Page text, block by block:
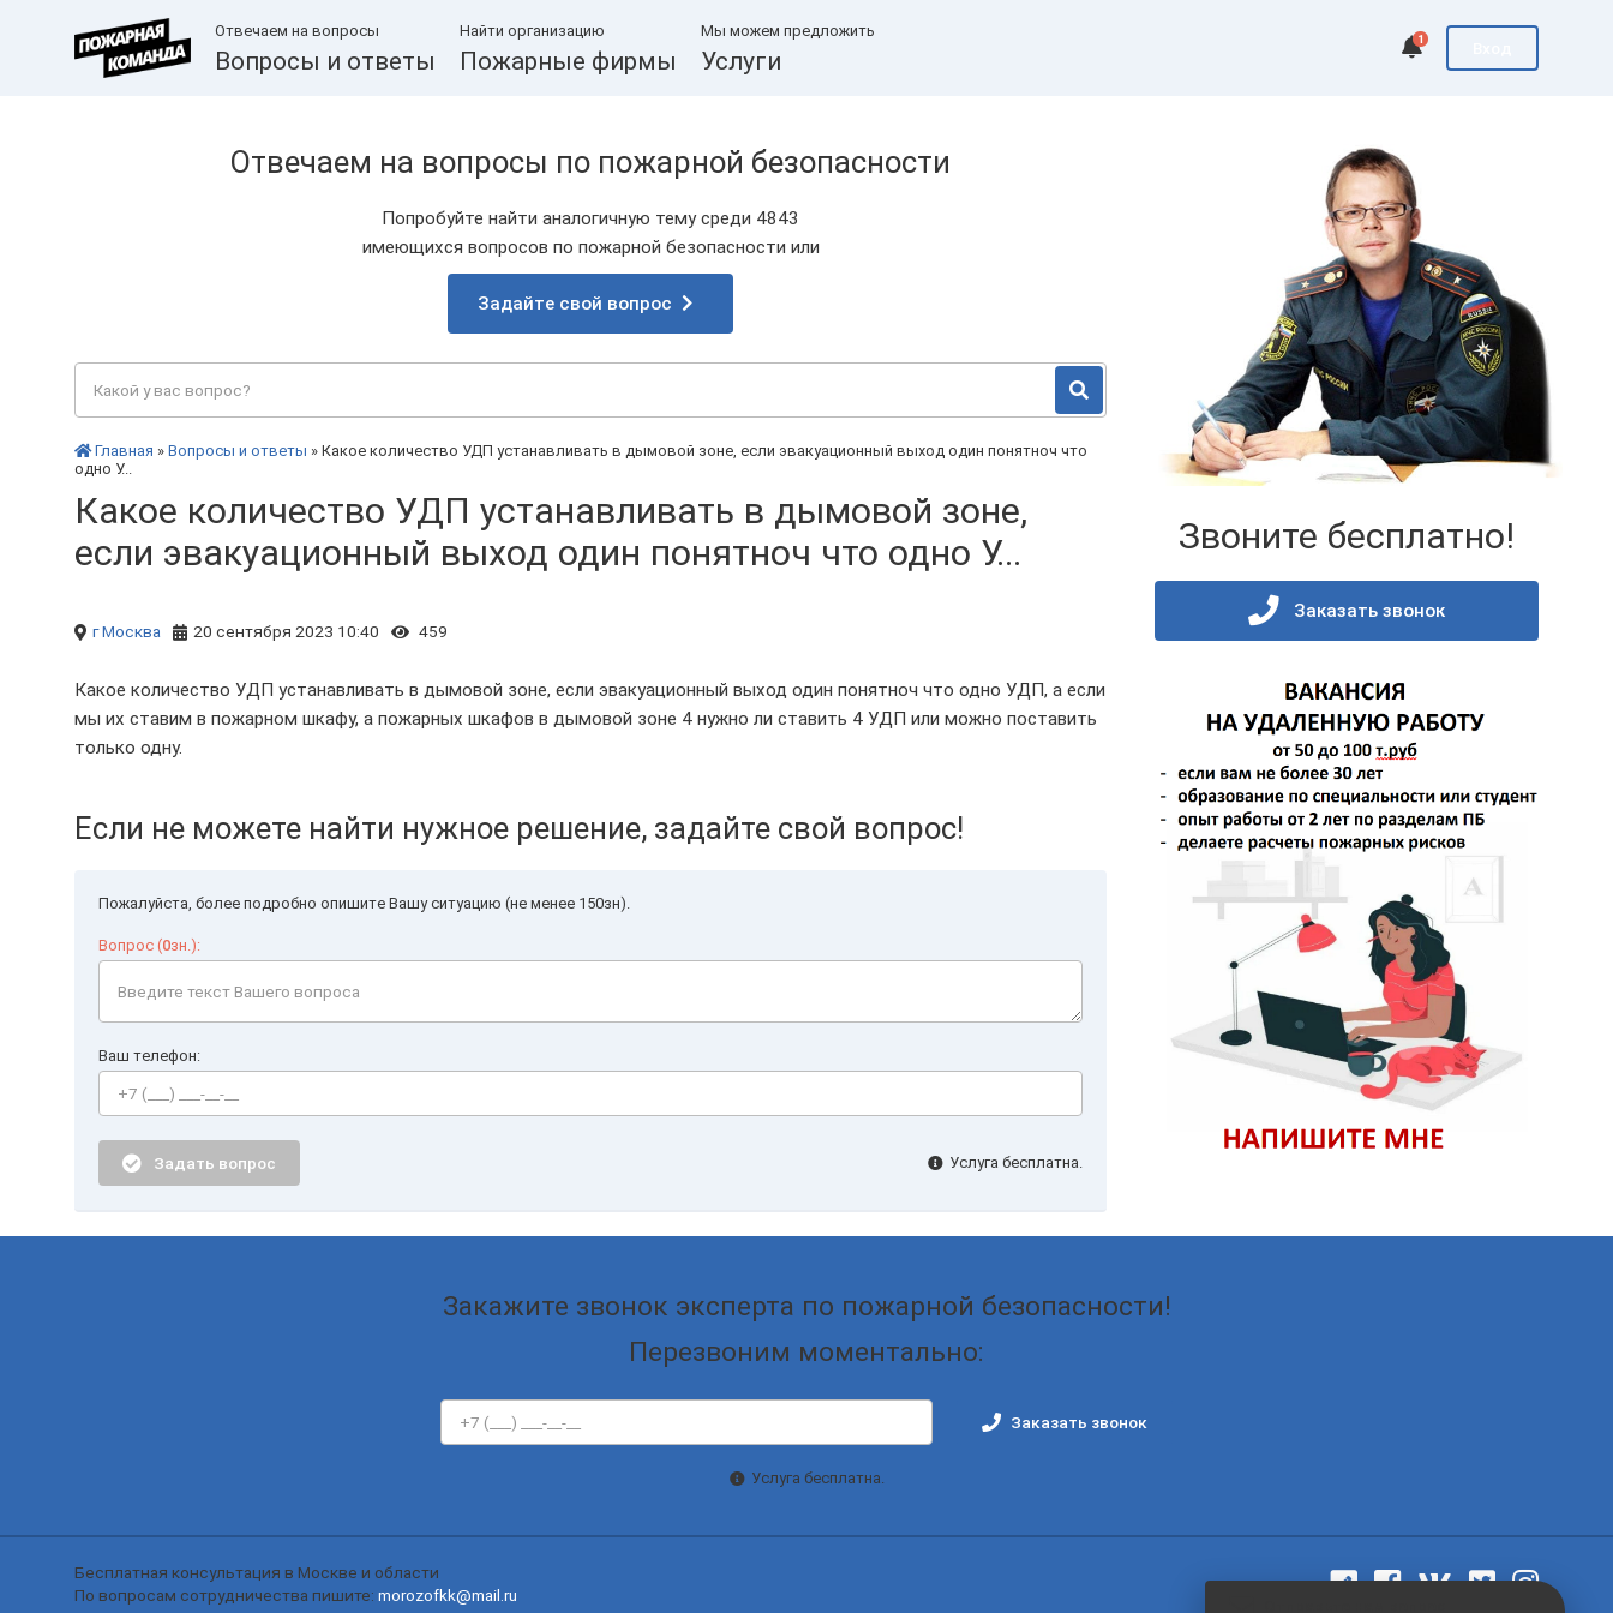
Отвечаем на вопросы
Вопросы и ответы
Найти организацию
Пожарные фирмы
Мы можем предложить
Услуги
1
Отвечаем на вопросы по пожарной безопасности
Попробуйте найти аналогичную тему среди 4843
имеющихся вопросов по пожарной безопасности или
Задайте свой вопрос
Главная » Вопросы и ответы » Какое количество УДП устанавливать в дымовой зоне, если эвакуационный выход один понятноч что
одно У...
Какое количество УДП устанавливать в дымовой зоне,
если эвакуационный выход один понятноч что одно У...
г Москва 20 сентября 2023 10:40 459
Какое количество УДП устанавливать в дымовой зоне, если эвакуационный выход один понятноч что одно УДП, а если
мы их ставим в пожарном шкафу, а пожарных шкафов в дымовой зоне 4 нужно ли ставить 4 УДП или можно поставить
только одну.
Если не можете найти нужное решение, задайте свой вопрос!
Пожалуйста, более подробно опишите Вашу ситуацию (не менее 150зн).
Вопрос (0зн.):
Ваш телефон:
Задать вопрос Услуга бесплатна.
Звоните бесплатно!
Заказать звонок
Закажите звонок эксперта по пожарной безопасности!
Перезвоним моментально:
Заказать звонок
Услуга бесплатна.
Бесплатная консультация в Москве и области
По вопросам сотрудничества пишите: morozofkk@mail.ru